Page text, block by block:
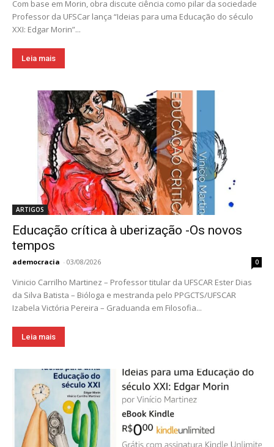
Com base em Morin, obra discute ciência como pilar da sociedade
Professor da UFSCar lança “Ideias para uma Educação do século
XXI: Edgar Morin”...
Leia mais
ARTIGOS
Educação crítica à uberização -Os novos
tempos
ademocracia - 03/08/2026 0
Vinicio Carrilho Martinez – Professor titular da UFSCAR Ester Dias
da Silva Batista – Bióloga e mestranda pelo PPGCTS/UFSCAR
Izabela Victória Pereira – Graduanda em Filosofia...
Leia mais